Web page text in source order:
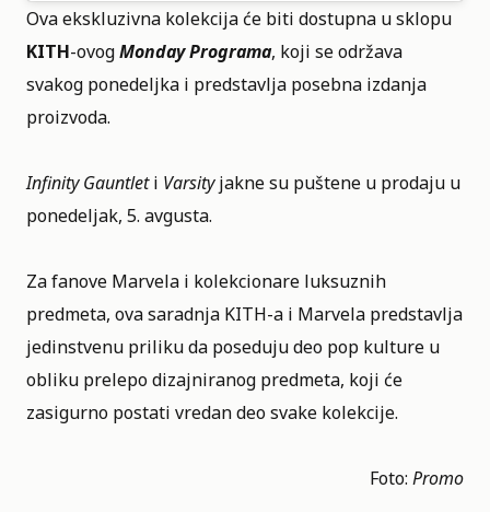
Ova ekskluzivna kolekcija će biti dostupna u sklopu
KITH-ovogMonday Programa, koji se održava
svakog ponedeljka i predstavlja posebna izdanja
proizvoda.
Infinity Gauntleti Varsityjakne su puštene u prodaju u
ponedeljak, 5. avgusta.
Za fanove Marvela i kolekcionare luksuznih
predmeta, ova saradnja KITH-a i Marvela predstavlja
jedinstvenu priliku da poseduju deo pop kulture u
obliku prelepo dizajniranog predmeta, koji će
zasigurno postati vredan deo svake kolekcije.
Foto: Promo